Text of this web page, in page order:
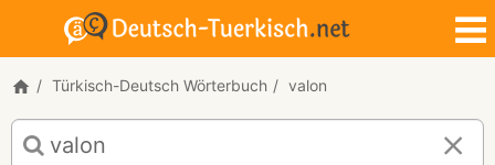
Türkisch-Deutsch Wörterbuch valon
Türkisch-
Deutsch